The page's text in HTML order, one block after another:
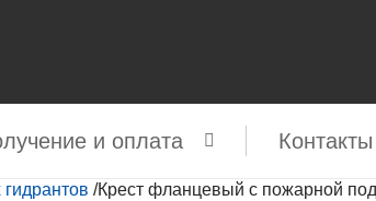
и оплата Контакты
/Крест фланцевый с пожарной